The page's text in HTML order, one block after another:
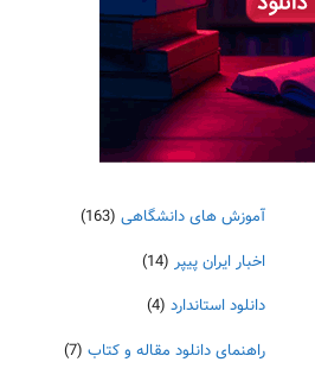
آموزش های دانشگاهی (163)
اخبار ایران پیپر (14)
دانلود استاندارد (4)
راهنمای دانلود مقاله و کتاب (7)